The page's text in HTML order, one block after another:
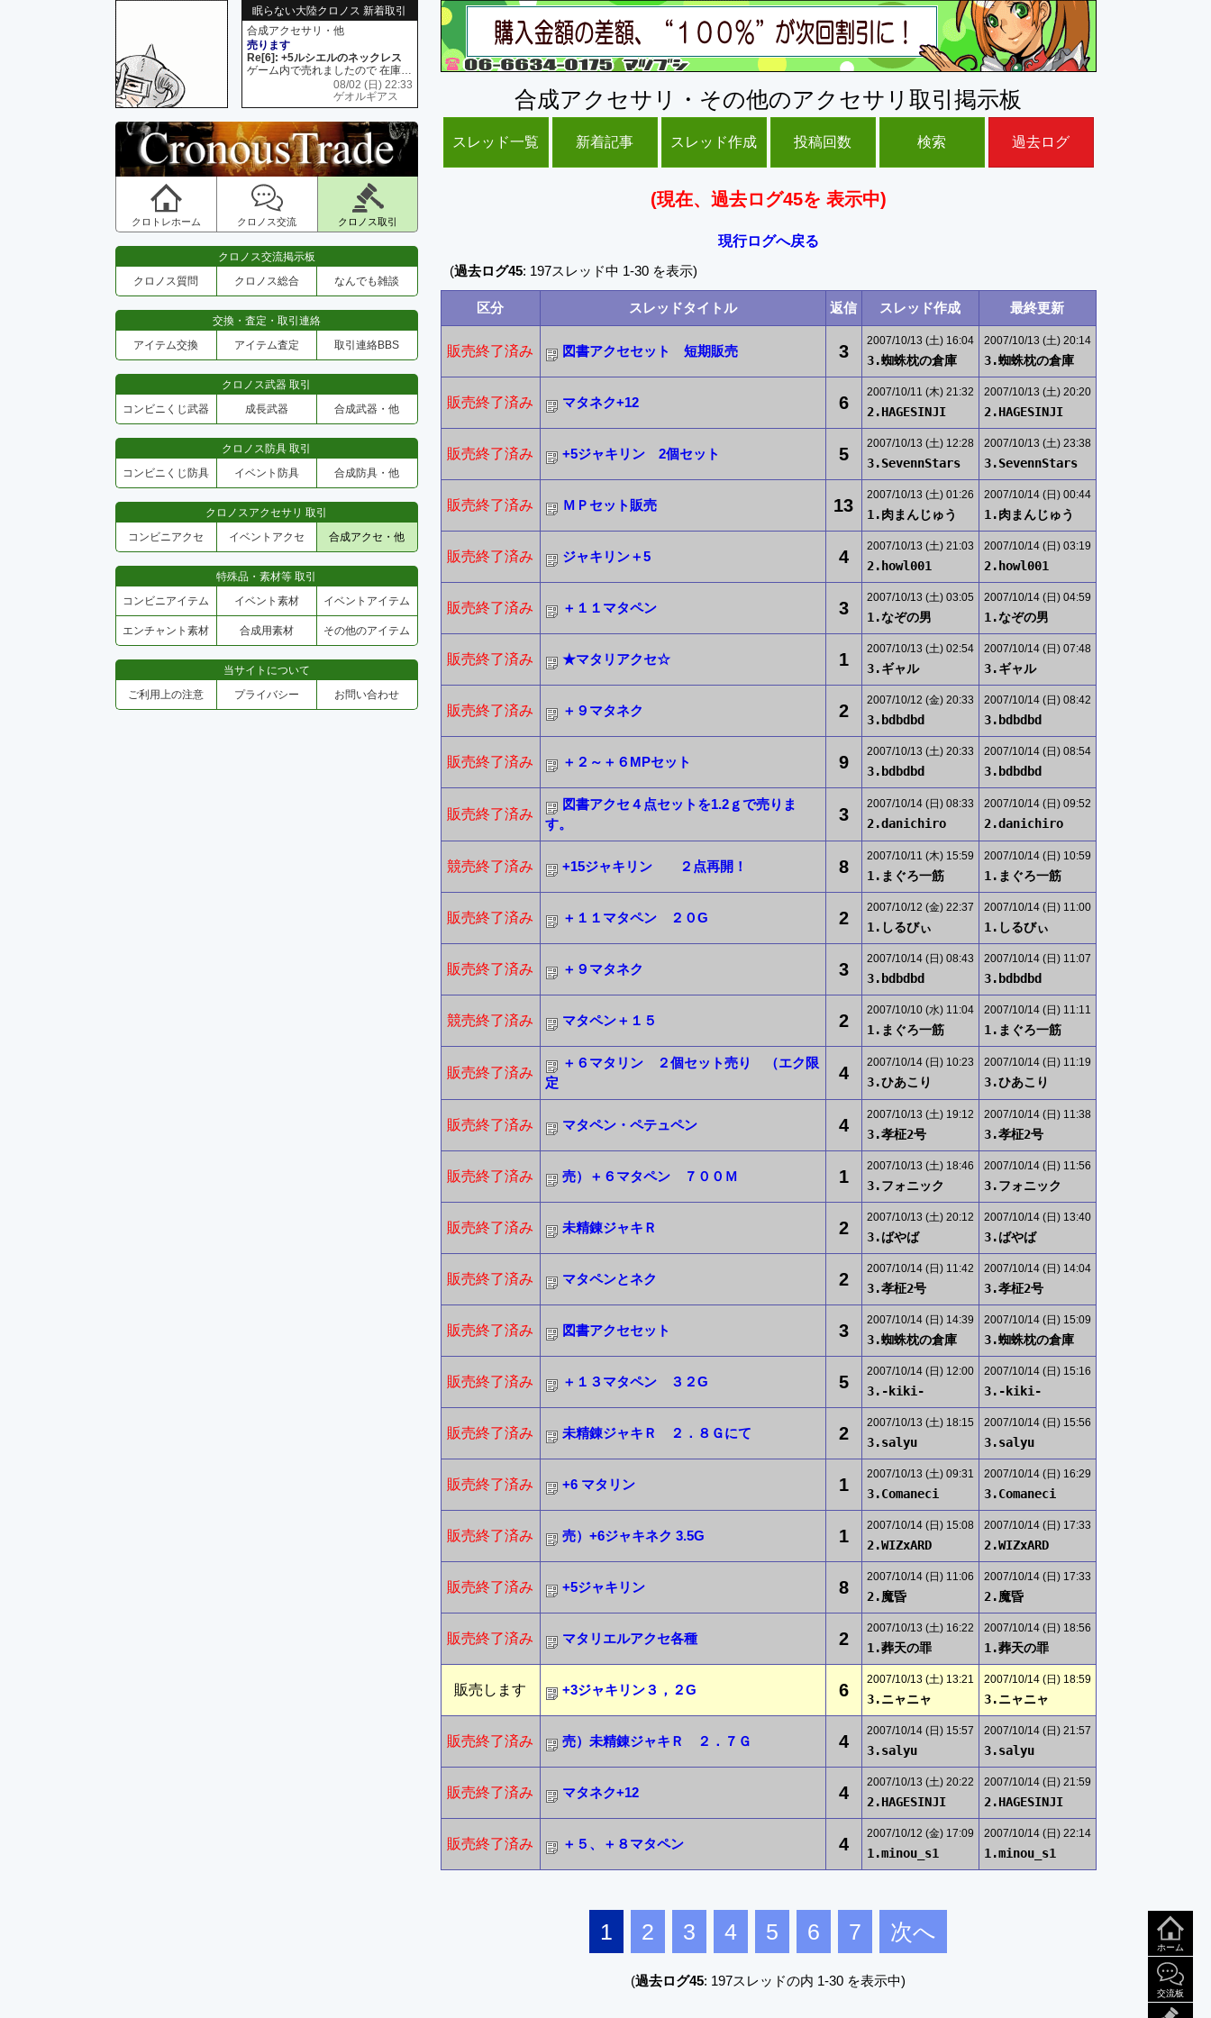
眠らない大陸クロノス 新着取引
合成アクセサリ・他
売ります
Re[6]: +5ルシエルのネックレス
ゲーム内で売れましたので 在庫がネク1 リング4 となります リングのお値段は80G といたします
08/02 (日) 22:33
ゲオルギアス
クロトレホーム クロノス交流 クロノス取引
クロノス交流掲示板
クロノス質問
クロノス総合 なんでも雑談
交換・査定・取引連絡
アイテム交換
アイテム査定 取引連絡BBS
クロノス武器 取引
コンビニくじ武器
成長武器 合成武器・他
クロノス防具 取引
コンビニくじ防具
イベント防具 合成防具・他
クロノスアクセサリ 取引
コンビニアクセ
イベントアクセ 合成アクセ・他
特殊品・素材等 取引
コンビニアイテム
イベント素材 イベントアイテム
エンチャント素材 合成用素材 その他のアイテム
当サイトについて
ご利用上の注意
プライバシー お問い合わせ
ホーム
交流板
合成アクセサリ・その他のアクセサリ取引掲示板
スレッド一覧 新着記事 スレッド作成 投稿回数 検索 過去ログ
(現在、過去ログ45を 表示中)
現行ログへ戻る
(過去ログ45: 197スレッド中 1-30 を表示)
区分 スレッドタイトル 返信 スレッド作成 最終更新
販売終了済み 図書アクセセット 短期販売 3
2007/10/13 (土) 16:04
3.蜘蛛枕の倉庫
2007/10/13 (土) 20:14
3.蜘蛛枕の倉庫
販売終了済み マタネク+12 6
2007/10/11 (木) 21:32
2.HAGESINJI
2007/10/13 (土) 20:20
2.HAGESINJI
販売終了済み +5ジャキリン 2個セット 5
2007/10/13 (土) 12:28
3.SevennStars
2007/10/13 (土) 23:38
3.SevennStars
販売終了済み ＭＰセット販売 13
2007/10/13 (土) 01:26
1.肉まんじゅう
2007/10/14 (日) 00:44
1.肉まんじゅう
販売終了済み ジャキリン＋5 4
2007/10/13 (土) 21:03
2.howl001
2007/10/14 (日) 03:19
2.howl001
販売終了済み ＋１１マタペン 3
2007/10/13 (土) 03:05
1.なぞの男
2007/10/14 (日) 04:59
1.なぞの男
販売終了済み ★マタリアクセ☆ 1
2007/10/13 (土) 02:54
3.ギャル
2007/10/14 (日) 07:48
3.ギャル
販売終了済み ＋９マタネク 2
2007/10/12 (金) 20:33
3.bdbdbd
2007/10/14 (日) 08:42
3.bdbdbd
販売終了済み ＋２～＋６MPセット 9
2007/10/13 (土) 20:33
3.bdbdbd
2007/10/14 (日) 08:54
3.bdbdbd
販売終了済み
図書アクセ４点セットを1.2ｇで売りま
す。
3
2007/10/14 (日) 08:33
2.danichiro
2007/10/14 (日) 09:52
2.danichiro
競売終了済み +15ジャキリン ２点再開！ 8
2007/10/11 (木) 15:59
1.まぐろ一筋
2007/10/14 (日) 10:59
1.まぐろ一筋
販売終了済み ＋１１マタペン ２０G 2
2007/10/12 (金) 22:37
1.しるびぃ
2007/10/14 (日) 11:00
1.しるびぃ
販売終了済み ＋９マタネク 3
2007/10/14 (日) 08:43
3.bdbdbd
2007/10/14 (日) 11:07
3.bdbdbd
競売終了済み マタペン＋１５ 2
2007/10/10 (水) 11:04
1.まぐろ一筋
2007/10/14 (日) 11:11
1.まぐろ一筋
販売終了済み
＋６マタリン ２個セット売り （エク限
定
4
2007/10/14 (日) 10:23
3.ひあこり
2007/10/14 (日) 11:19
3.ひあこり
販売終了済み マタペン・ペテュペン 4
2007/10/13 (土) 19:12
3.孝柾2号
2007/10/14 (日) 11:38
3.孝柾2号
販売終了済み 売）＋６マタペン ７００Ｍ 1
2007/10/13 (土) 18:46
3.フォニック
2007/10/14 (日) 11:56
3.フォニック
販売終了済み 未精錬ジャキＲ 2
2007/10/13 (土) 20:12
3.ばやば
2007/10/14 (日) 13:40
3.ばやば
販売終了済み マタペンとネク 2
2007/10/14 (日) 11:42
3.孝柾2号
2007/10/14 (日) 14:04
3.孝柾2号
販売終了済み 図書アクセセット 3
2007/10/14 (日) 14:39
3.蜘蛛枕の倉庫
2007/10/14 (日) 15:09
3.蜘蛛枕の倉庫
販売終了済み ＋１３マタペン ３２G 5
2007/10/14 (日) 12:00
3.-kiki-
2007/10/14 (日) 15:16
3.-kiki-
販売終了済み 未精錬ジャキＲ ２．８Ｇにて 2
2007/10/13 (土) 18:15
3.salyu
2007/10/14 (日) 15:56
3.salyu
販売終了済み +6 マタリン 1
2007/10/13 (土) 09:31
3.Comaneci
2007/10/14 (日) 16:29
3.Comaneci
販売終了済み 売）+6ジャキネク 3.5G 1
2007/10/14 (日) 15:08
2.WIZxARD
2007/10/14 (日) 17:33
2.WIZxARD
販売終了済み +5ジャキリン 8
2007/10/14 (日) 11:06
2.魔昏
2007/10/14 (日) 17:33
2.魔昏
販売終了済み マタリエルアクセ各種 2
2007/10/13 (土) 16:22
1.葬天の罪
2007/10/14 (日) 18:56
1.葬天の罪
販売します +3ジャキリン３，２G 6
2007/10/13 (土) 13:21
3.ニャニャ
2007/10/14 (日) 18:59
3.ニャニャ
販売終了済み 売）未精錬ジャキＲ ２．７Ｇ 4
2007/10/14 (日) 15:57
3.salyu
2007/10/14 (日) 21:57
3.salyu
販売終了済み マタネク+12 4
2007/10/13 (土) 20:22
2.HAGESINJI
2007/10/14 (日) 21:59
2.HAGESINJI
販売終了済み ＋５、＋８マタペン 4
2007/10/12 (金) 17:09
1.minou_s1
2007/10/14 (日) 22:14
1.minou_s1
1 2 3 4 5 6 7 次へ
(過去ログ45: 197スレッドの内 1-30 を表示中)